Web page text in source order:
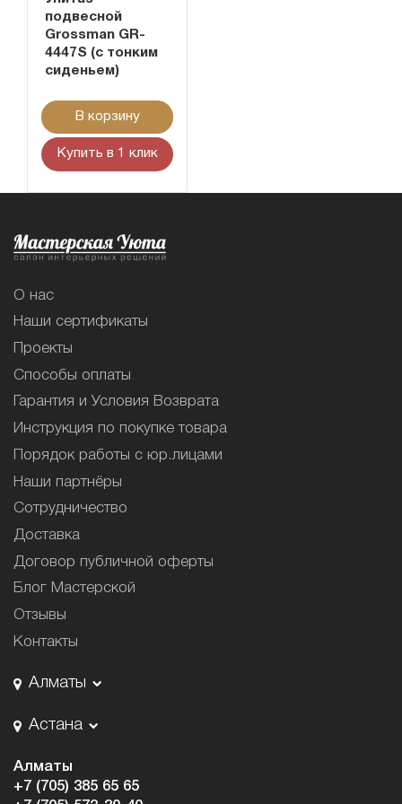
подвесной
Grossman GR-
4447S (с тонким
сиденьем)
В корзину
Купить в 1 клик
О нас
Наши сертификаты
Проекты
Способы оплаты
Гарантия и Условия Возврата
Инструкция по покупке товара
Порядок работы с юр.лицами
Наши партнёры
Сотрудничество
Доставка
Договор публичной оферты
Блог Мастерской
Отзывы
Контакты
Алматы
Астана
Алматы
+7 (705) 385 65 65